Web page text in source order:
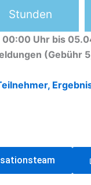
Stunden
00:00 Uhr bis
(Gebühr